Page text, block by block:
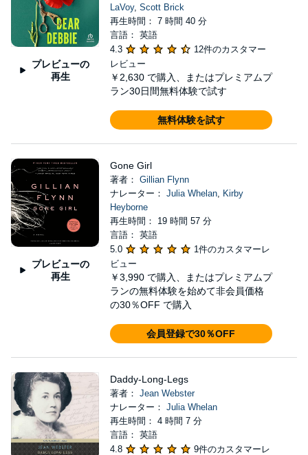
プレビューの
再生
LaVoy, Scott Brick
再生時間： 7 時間 40 分
言語： 英語
4.3
12件のカスタマー
レビュー
￥2,630 で購入、またはプレミアムプ
ラン30日間無料体験で試す
無料体験を試す
プレビューの
再生
Gone Girl
著者： Gillian Flynn
ナレーター： Julia Whelan, Kirby
Heyborne
再生時間： 19 時間 57 分
言語： 英語
5.0
1件のカスタマーレ
ビュー
￥3,990 で購入、またはプレミアムプ
ランの無料体験を始めて非会員価格
の30％OFF で購入
会員登録で30％OFF
Daddy-Long-Legs
著者： Jean Webster
ナレーター： Julia Whelan
再生時間： 4 時間 7 分
言語： 英語
4.8
9件のカスタマーレ